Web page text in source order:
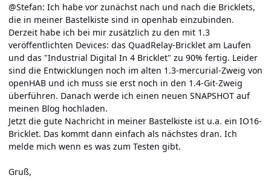
@Stefan: Ich habe vor zunächst nach und nach die Bricklets,
die in meiner Bastelkiste sind in openhab einzubinden.
Derzeit habe ich bei mir zusätzlich zu den mit 1.3
veröffentlichten Devices: das QuadRelay-Bricklet am Laufen
und das "Industrial Digital In 4 Bricklet" zu 90% fertig. Leider
sind die Entwicklungen noch im alten 1.3-mercurial-Zweig von
openHAB und ich muss sie erst noch in den 1.4-Git-Zweig
überführen. Danach werde ich einen neuen SNAPSHOT auf
meinen Blog hochladen.
Jetzt die gute Nachricht in meiner Bastelkiste ist u.a. ein IO16-
Bricklet. Das kommt dann einfach als nächstes dran. Ich
melde mich wenn es was zum Testen gibt.
Gruß,